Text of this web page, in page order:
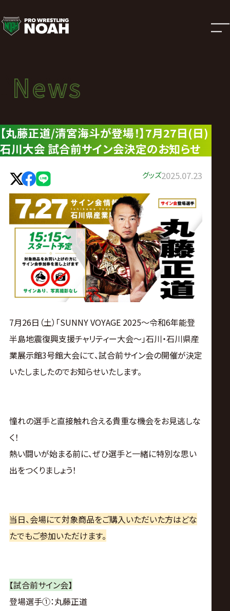
ニ
ュ
ー
ス
|
プ
ロ
レ
ン
グ・
ノ
ア
公
式
サ
ト
News
ニュース
News
【丸藤正道/清宮海斗が登場！】7月27日(日)
石川大会 試合前サイン会決定のお知らせ
グッズ2025.07.23
7月26日（土）「SUNNY VOYAGE 2025〜令和6年能登
半島地震復興支援チャリティー大会〜」石川・石川県産
業展示館3号館大会にて、試合前サイン会の開催が決定
いたしましたのでお知らせいたします。
憧れの選手と直接触れ合える貴重な機会をお見逃しな
く！
熱い闘いが始まる前に、ぜひ選手と一緒に特別な思い
出をつくりましょう！
当日、会場にて対象商品をご購入いただいた方はどな
たでもご参加いただけます。
【試合前サイン会】
登場選手①：丸藤正道